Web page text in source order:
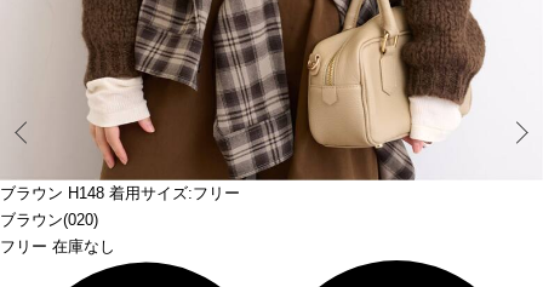
ブラウン H148 着用サイズ:フリー
ブラウン(020)
フリー 在庫なし